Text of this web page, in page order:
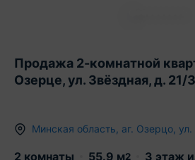
Продажа 2-комнатной
Озерце, ул. Звёздная, д. 21/3
Минская область аг. Озерцо
2 комнаты 55.9 м2 3 этаж